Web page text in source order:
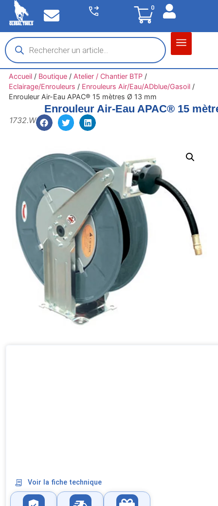
0
Accueil/ Boutique/ Atelier / Chantier BTP/
Eclairage/Enrouleurs / Enrouleurs Air/Eau/ADblue/Gasoil/
Enrouleur Air-Eau APAC® 15 mètres Ø 13 mm
Enrouleur Air-Eau APAC® 15
1732.W
Voir la fiche technique